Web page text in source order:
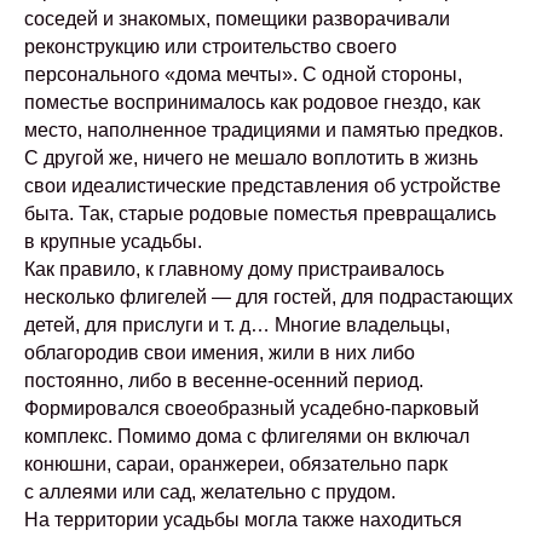
соседей и знакомых, помещики разворачивали
реконструкцию или строительство своего
персонального «дома мечты». С одной стороны,
поместье воспринималось как родовое гнездо, как
место, наполненное традициями и памятью предков.
С другой же, ничего не мешало воплотить в жизнь
свои идеалистические представления об устройстве
быта. Так, старые родовые поместья превращались
в крупные усадьбы.
Как правило, к главному дому пристраивалось
несколько флигелей — для гостей, для подрастающих
детей, для прислуги и т. д… Многие владельцы,
облагородив свои имения, жили в них либо
постоянно, либо в весенне-осенний период.
Формировался своеобразный усадебно-парковый
комплекс. Помимо дома с флигелями он включал
конюшни, сараи, оранжереи, обязательно парк
с аллеями или сад, желательно с прудом.
На территории усадьбы могла также находиться